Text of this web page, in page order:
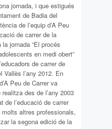
jornada, i que estigués
de Badia del
de l’equip d’A Peu
de carrer de la
jornada “El procés
en medi obert”
de carrer de
Vallès l’any 2012. En
Peu de Carrer va
des de l’any 2003
de l’educació de carrer
altres professionals,
la segona edició de la